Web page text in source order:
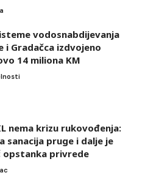
vodosnabdijevanja
i Gradačca izdvojeno
14 miliona KM
nema krizu rukovođenja:
sanacija pruge i dalje je
opstanka privrede